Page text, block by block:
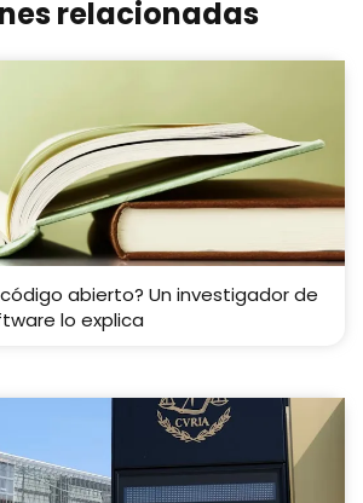
relacionadas
abierto? Un investigador de
lo explica